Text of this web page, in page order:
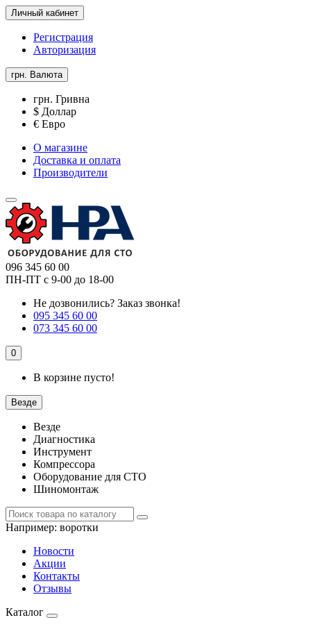
Личный кабинет
Регистрация
Авторизация
грн. Валюта
грн. Гривна
$ Доллар
€ Евро
О магазине
Доставка и оплата
Производители
096 345 60 00
ПН-ПТ с 9-00 до 18-00
Не дозвонились? Заказ звонка!
095 345 60 00
073 345 60 00
0
В корзине пусто!
Везде
Везде
Диагностика
Инструмент
Компрессора
Оборудование для СТО
Шиномонтаж
Например: воротки
Новости
Акции
Контакты
Отзывы
Каталог